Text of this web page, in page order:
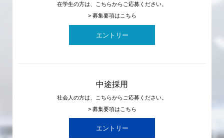
在学生の方は、こちらからご応募ください。
> 募集要項はこちら
エントリー
中途採用
社会人の方は、こちらからご応募ください。
> 募集要項はこちら
エントリー